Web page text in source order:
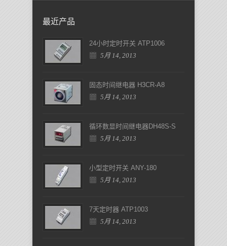
最近产品
24小时定时开关 ATP1006
5月 14, 2013
固态时间继电器 H3CR-A8
5月 14, 2013
循环数显时间继电器DH48S-S
5月 14, 2013
小型定时开关 ANY-180
5月 14, 2013
7天定时器 ATP1003
5月 14, 2013